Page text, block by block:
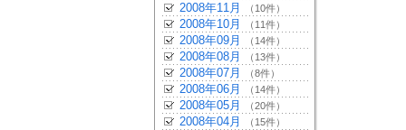
2008年11月 （10件）
2008年10月 （11件）
2008年09月 （14件）
2008年08月 （13件）
2008年07月 （8件）
2008年06月 （14件）
2008年05月 （20件）
2008年04月 （15件）